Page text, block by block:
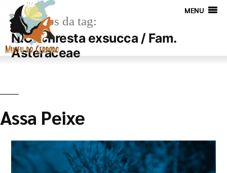
MENU
Arquivos da tag:
N.C. Chresta exsucca / Fam.
Asteraceae
Assa Peixe